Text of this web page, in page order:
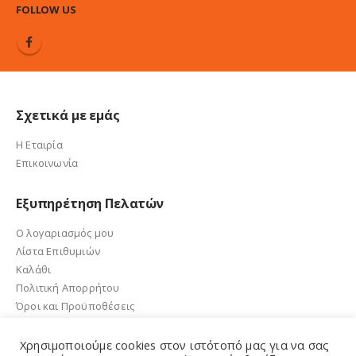
FOLLOW US
Σχετικά με εμάς
Η Εταιρία
Επικοινωνία
Εξυπηρέτηση Πελατών
Ο λογαριασμός μου
Λίστα Επιθυμιών
Καλάθι
Πολιτική Απορρήτου
Όροι και Προϋποθέσεις
Χρησιμοποιούμε cookies στον ιστότοπό μας για να σας